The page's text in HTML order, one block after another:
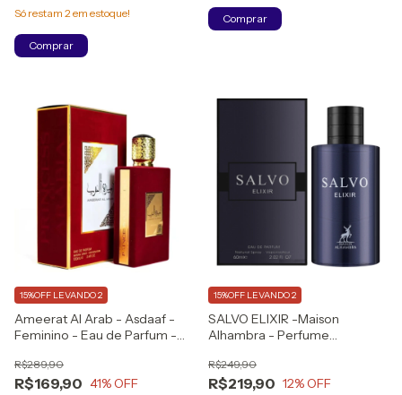
Só restam 2em estoque! Comprar
Ameerat Al Arab - Asdaaf -
Feminino - Eau de Parfum -
R$169,90
R$289,90
41% OFF
15%OFF LEVANDO 2
SALVO ELIXIR -Maison
Alhambra - Perfume
(60ml)
R$219,90
R$249,90
12% OFF
15%OFF LEVANDO 2